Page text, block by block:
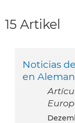
15 Artikel
Noticias
en